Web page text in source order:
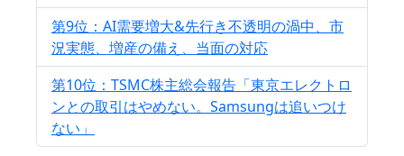
第9位：AI需要増大&先行き不透明の渦中、市
況実態、増産の備え、当面の対応
第10位：TSMC株主総会報告「東京エレクトロ
ンとの取引はやめない。Samsungは追いつけ
ない」